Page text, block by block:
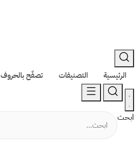
الرئيسية التصنيفات تصفّح بالحروف
ابحث